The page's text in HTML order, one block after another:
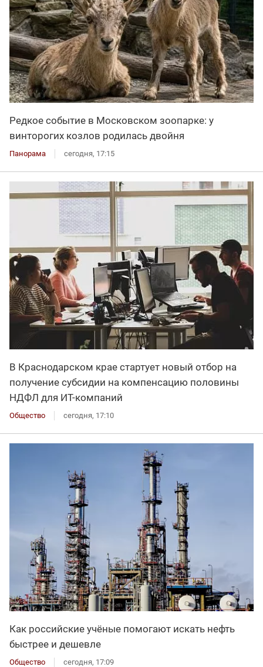
Редкое событие в Московском зоопарке: у
винторогих козлов родилась двойня
Панорама сегодня, 17:15
В Краснодарском крае стартует новый отбор на
получение субсидии на компенсацию половины
НДФЛ для ИT-компаний
Общество сегодня, 17:10
Как российские учёные помогают искать нефть
быстрее и дешевле
Общество сегодня, 17:09